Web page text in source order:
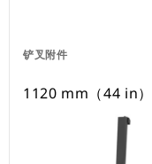
铲叉附件
1120 mm（44 in）